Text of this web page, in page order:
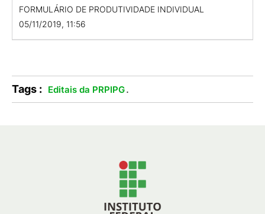
FORMULÁRIO DE PRODUTIVIDADE INDIVIDUAL
05/11/2019, 11:56
Tags : Editais da PRPIPG.